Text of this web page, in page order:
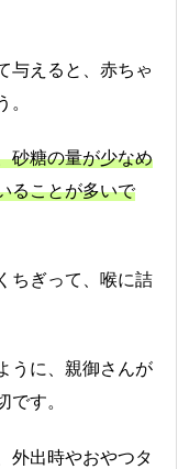
与えると、赤ちゃ
砂糖の量が少なめ
ることが多いで
ちぎって、喉に詰
うに、親御さんが
す。
外出時やおやつタ